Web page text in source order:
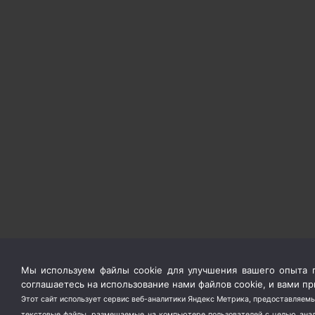
Мы используем файлы cookie для улучшения вашего опыта
соглашаетесь на использование нами файлов cookie, и вами
Этот сайт использует сервис веб-аналитики Яндекс Метрика,